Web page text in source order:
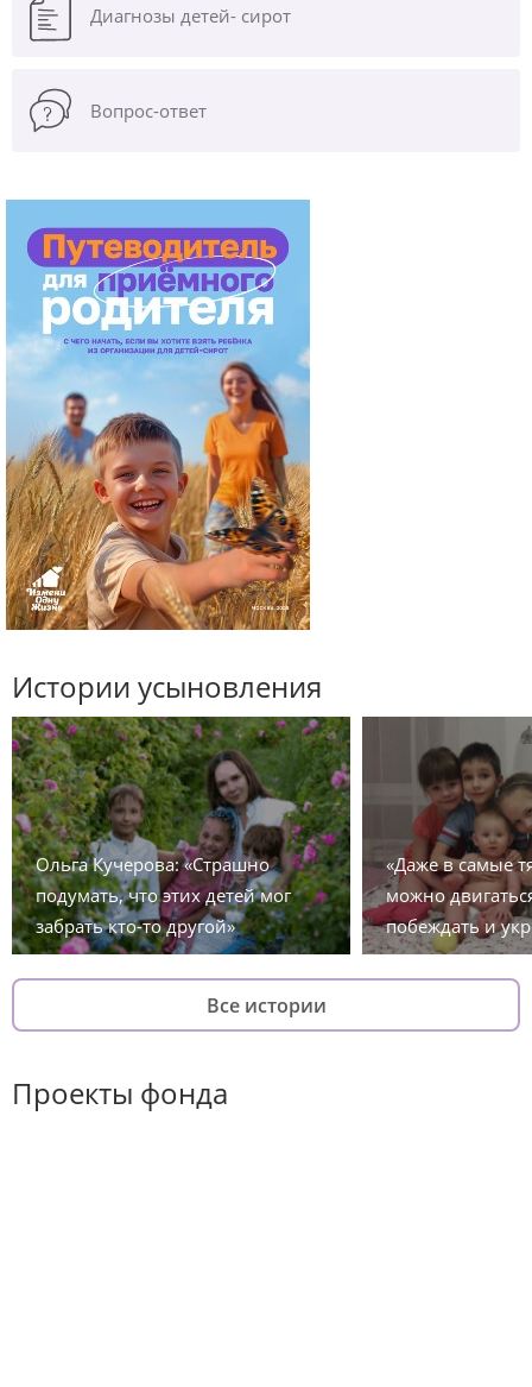
Диагнозы детей- сирот
Вопрос-ответ
Истории усыновления
Ольга Кучерова: «Страшно
подумать, что этих детей мог
забрать кто-то другой»
«Даже в самые
можно
побеждать и
Все истории
Проекты фонда